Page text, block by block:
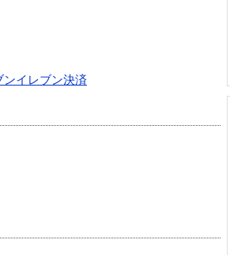
ンイレブン決済